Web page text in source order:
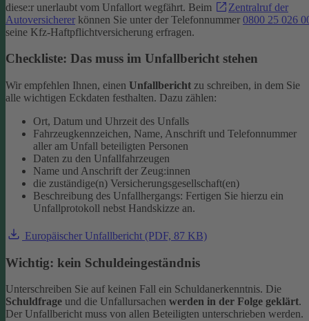
diese:r unerlaubt vom Unfallort wegfährt. Beim
Zentralruf der
Autoversicherer können Sie unter der Telefonnummer 0800 25 026
seine Kfz-Haftpflichtversicherung erfragen.
Checkliste: Das muss im Unfallbericht stehen
Wir empfehlen Ihnen, einen Unfallbericht zu schreiben, in dem Sie
alle wichtigen Eckdaten festhalten. Dazu zählen:
Ort, Datum und Uhrzeit des Unfalls
Fahrzeugkennzeichen, Name, Anschrift und Telefonnummer
aller am Unfall beteiligten Personen
Daten zu den Unfallfahrzeugen
Name und Anschrift der Zeug:innen
die zuständige(n) Versicherungsgesellschaft(en)
Beschreibung des Unfallhergangs: Fertigen Sie hierzu ein
Unfallprotokoll nebst Handskizze an.
Europäischer Unfallbericht (PDF, 87 KB)
Wichtig: kein Schuldeingeständnis
Unterschreiben Sie auf keinen Fall ein Schuldanerkenntnis. Die
Schuldfrage und die Unfallursachen werden in der Folge geklärt.
Der Unfallbericht muss von allen Beteiligten unterschrieben werden.